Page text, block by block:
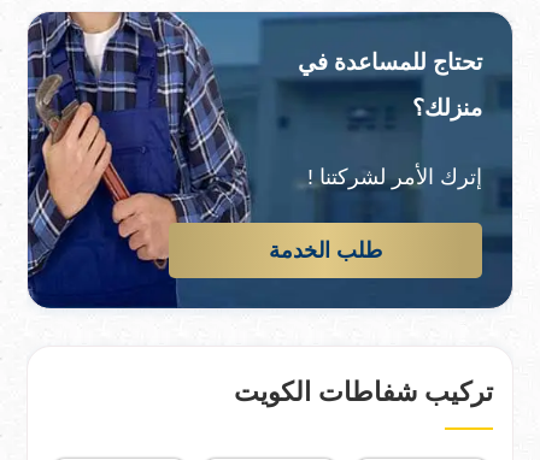
تحتاج للمساعدة في
منزلك؟
إترك الأمر لشركتنا !
طلب الخدمة
تركيب شفاطات الكويت